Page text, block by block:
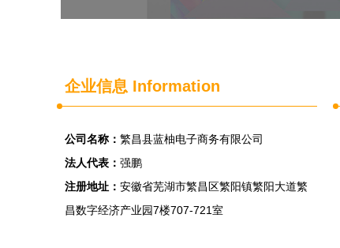
企业信息 Information
公司名称： 繁昌县蓝柚电子商务有限公司
法人代表： 强鹏
注册地址： 安徽省芜湖市繁昌区繁阳镇繁阳大道繁
昌数字经济产业园7楼707-721室